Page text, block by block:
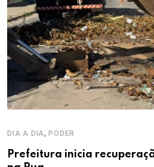
DIA A DIA,PODER
Prefeitura inicia